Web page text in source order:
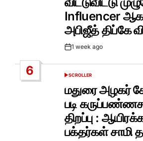
Influencer
அபிஜீத் திப்கே
Post1 week ago
6
POSTED
SCROLLER
மதுரை அழகர்
படி
திறப்பு :
பக்தர்கள் சாமி